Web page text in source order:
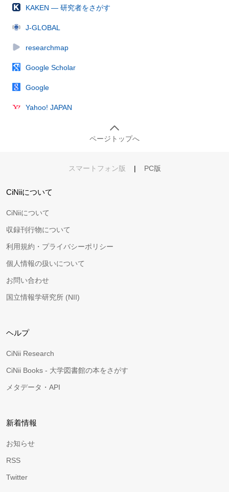
KAKEN — 研究者をさがす
J-GLOBAL
researchmap
Google Scholar
Google
Yahoo! JAPAN
ページトップへ
スマートフォン版 | PC版
CiNiiについて
CiNiiについて
収録刊行物について
利用規約・プライバシーポリシー
個人情報の扱いについて
お問い合わせ
国立情報学研究所 (NII)
ヘルプ
CiNii Research
CiNii Books - 大学図書館の本をさがす
メタデータ・API
新着情報
お知らせ
RSS
Twitter